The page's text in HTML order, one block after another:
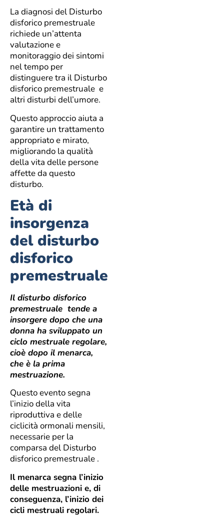
La diagnosi del Disturbo
disforico premestruale
richiede un’attenta
valutazione e
monitoraggio dei sintomi
nel tempo per
distinguere tra il Disturbo
disforico premestruale e
altri disturbi dell’umore.
Questo approccio aiuta a
garantire un trattamento
appropriato e mirato,
migliorando la qualità
della vita delle persone
affette da questo
disturbo.
Età di
insorgenza
del disturbo
disforico
premestruale
Il disturbo disforico
premestruale tende a
insorgere dopo che una
donna ha sviluppato un
ciclo mestruale regolare,
cioè dopo il menarca,
che è la prima
mestruazione.
Questo evento segna
l’inizio della vita
riproduttiva e delle
ciclicità ormonali mensili,
necessarie per la
comparsa del Disturbo
disforico premestruale .
Il menarca segna l’inizio
delle mestruazioni e, di
conseguenza, l’inizio dei
cicli mestruali regolari.